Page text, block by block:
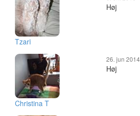
Tzari
Høj
Christina T
26. jun 2014
Høj